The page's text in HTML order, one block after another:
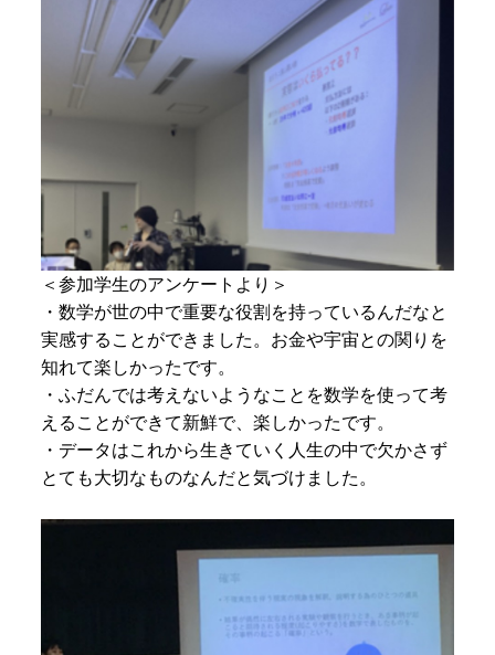
＜参加学生のアンケートより＞
・ 数学が世の中で重要な役割を持っているんだなと
実感することができました。お金や宇宙との関りを
知れて楽しかったです。
・ふだんでは考えないようなことを数学を使って考
えることができて新鮮で、楽しかったです。
・データはこれから生きていく人生の中で欠かさず
とても大切なものなんだと気づけました。